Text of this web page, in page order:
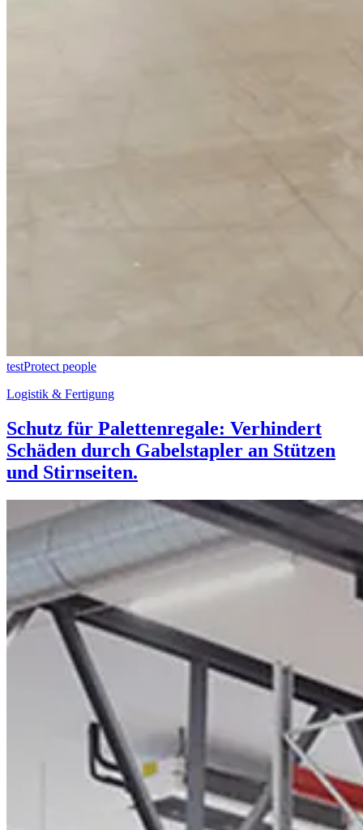
testProtect people
Logistik & Fertigung
Schutz für Palettenregale: Verhindert
Schäden durch Gabelstapler an Stützen
und Stirnseiten.